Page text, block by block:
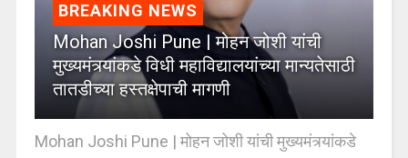
BREAKING NEWS
Mohan Joshi Pune | मोहन जोशी यांची
मुख्यमंत्र्यांकडे विधी महाविद्यालयांच्या मान्यतेसाठी
तातडीच्या हस्तक्षेपाची मागणी
Mohan Joshi Pune | मोहन जोशी यांची मुख्यमंत्र्यांकडे